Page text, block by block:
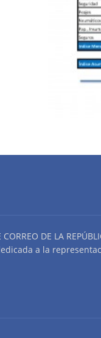
DE LA
a la